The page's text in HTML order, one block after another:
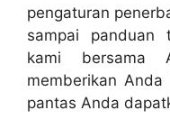
pengaturan
sampai panduan
kami bersama
memberikan
pantas Anda